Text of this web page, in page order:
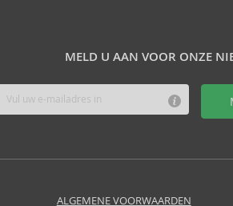
MELD U AAN VOOR ONZE
ALGEMENE VOORWAARDEN